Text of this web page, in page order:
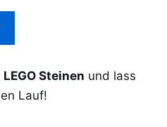
LEGO Steinen und lass
Lauf!